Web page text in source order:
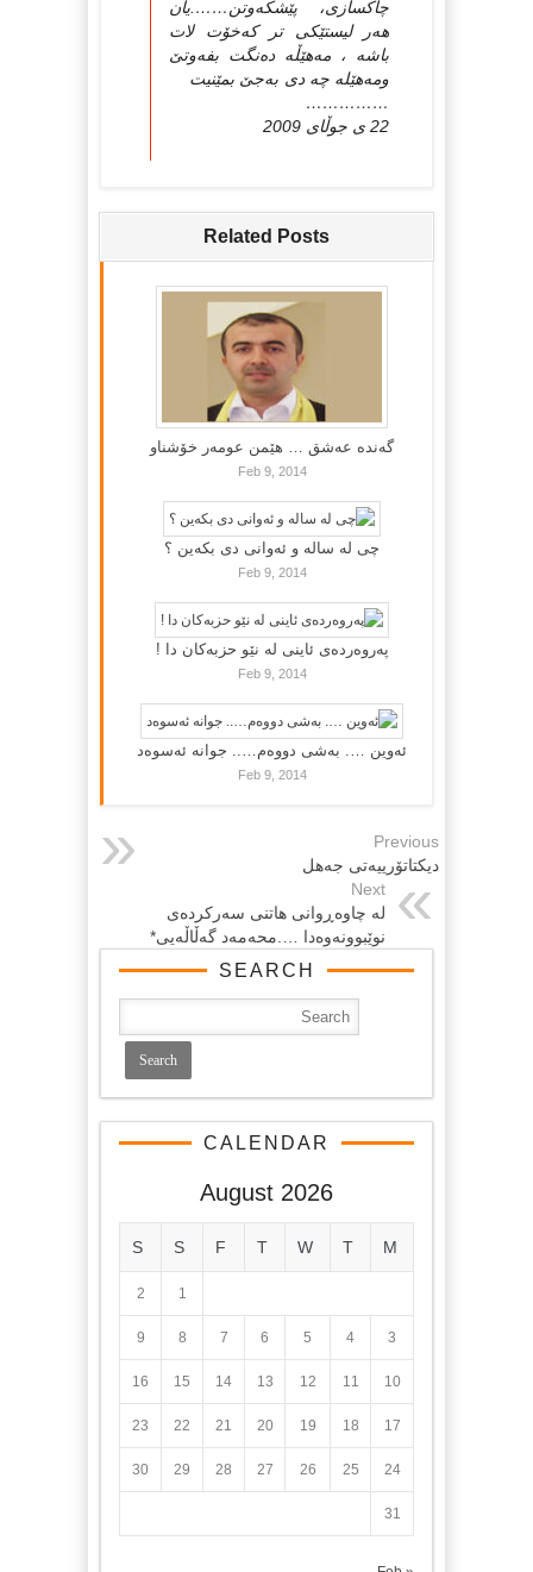
چاکسازی، پێشکه‌وتن…….یان
هه‌ر لیستێکی تر که‌خۆت لات
باشه‌ ، مه‌هێڵه‌ ده‌نگت بفه‌وتێ
ومه‌هێله‌ چه‌ دی به‌جێ بمێنیت‌
……………
22 ی جوڵای 2009
Related Posts
گه‌نده‌ عه‌شق … هێمن عومه‌ر خۆشناو
Feb 9, 2014
چی لە سالە و ئەوانی دی بكەین ؟
Feb 9, 2014
پەروەردەی ئاینی لە نێو حزبەکان دا !
Feb 9, 2014
ئەوین …. بەشی دووەم….. جوانە ئەسوەد
Feb 9, 2014
Previous
دیكتاتۆرییه‌تی جه‌هل
Next
له‌ چاوه‌ڕوانی هاتنی سه‌ركرده‌ی
نوێبوونه‌وه‌دا ….محه‌مه‌د گه‌ڵاڵه‌یی*
SEARCH
CALENDAR
August 2026
M
T
W
T
F
S
S
1
2
3
4
5
6
7
8
9
10
11
12
13
14
15
16
17
18
19
20
21
22
23
24
25
26
27
28
29
30
31